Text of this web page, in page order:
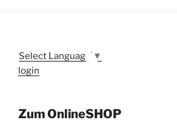
Select Language
▼
login
Zum OnlineSHOP